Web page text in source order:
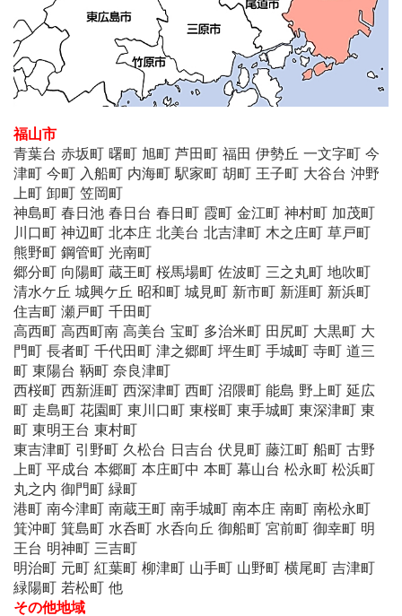
福山市
青葉台 赤坂町 曙町 旭町 芦田町 福田 伊勢丘 一文字町 今
津町 今町 入船町 内海町 駅家町 胡町 王子町 大谷台 沖野
上町 卸町 笠岡町
神島町 春日池 春日台 春日町 霞町 金江町 神村町 加茂町
川口町 神辺町 北本庄 北美台 北吉津町 木之庄町 草戸町
熊野町 鋼管町 光南町
郷分町 向陽町 蔵王町 桜馬場町 佐波町 三之丸町 地吹町
清水ケ丘 城興ケ丘 昭和町 城見町 新市町 新涯町 新浜町
住吉町 瀬戸町 千田町
高西町 高西町南 高美台 宝町 多治米町 田尻町 大黒町 大
門町 長者町 千代田町 津之郷町 坪生町 手城町 寺町 道三
町 東陽台 鞆町 奈良津町
西桜町 西新涯町 西深津町 西町 沼隈町 能島 野上町 延広
町 走島町 花園町 東川口町 東桜町 東手城町 東深津町 東
町 東明王台 東村町
東吉津町 引野町 久松台 日吉台 伏見町 藤江町 船町 古野
上町 平成台 本郷町 本庄町中 本町 幕山台 松永町 松浜町
丸之内 御門町 緑町
港町 南今津町 南蔵王町 南手城町 南本庄 南町 南松永町
箕沖町 箕島町 水呑町 水呑向丘 御船町 宮前町 御幸町 明
王台 明神町 三吉町
明治町 元町 紅葉町 柳津町 山手町 山野町 横尾町 吉津町
緑陽町 若松町 他
その他地域